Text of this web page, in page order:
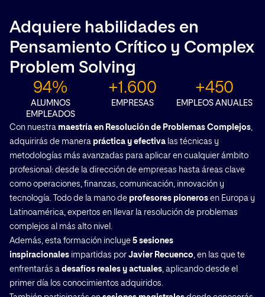
Adquiere habilidades en
Pensamiento Crítico y Complex
Problem Solving
94%
ALUMNOS
EMPLEADOS
+1.600
EMPRESAS
+450
EMPLEOS ANUALES
Con nuestra maestría en Resolución de Problemas Complejos
adquirirás de manera práctica y efectiva las técnicas y
metodologías más avanzadas para aplicar en cualquier ámbito
profesional: desde la dirección de empresas hasta áreas clave
como operaciones, finanzas, comunicación, innovación y
tecnología. Todo de la mano de profesores pioneros en Europa y
Latinoamérica, expertos en llevar la resolución de problemas
complejos al más alto nivel.
Además, esta formación incluye 5 sesiones
inspiracionales impartidas por Javier Recuenco , en las que te
enfrentarás a desafíos reales y actuales , aplicando desde el
primer día los conocimientos adquiridos.